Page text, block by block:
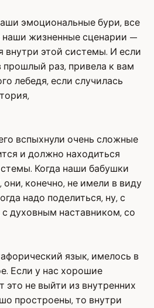
эмоциональные бури, все
наши жизненные сценарии —
внутри этой системы. И если
прошлый раз, привела к вам
лебедя, если случилась
вспыхнули очень сложные
и должно находиться
Когда наши бабушки
конечно, не имели в виду
надо поделиться, ну, с
духовным наставником, со
язык, имелось в
Если у нас хорошие
это не выйти из внутренних
простроены, то внутри